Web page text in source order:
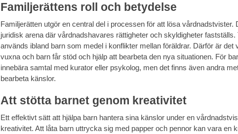
Familjerättens roll och betydelse
Familjerätten utgör en central del i processen för att lösa vårdnadstvister.
juridisk arena där vårdnadshavares rättigheter och skyldigheter fastställs.
används ibland barn som medel i konflikter mellan föräldrar. Därför är det
vuxna och barn får stöd och hjälp att bearbeta den nya situationen. För
innebära samtal med kurator eller psykolog, men det finns även andra
bearbeta känslor.
Att stötta barnet genom kreativitet
Ett effektivt sätt att hjälpa barn hantera sina känslor under en
kreativitet. Att låta barn uttrycka sig med papper och pennor kan vara en